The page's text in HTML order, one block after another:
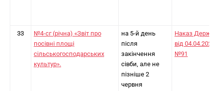
33
№4-сг (річна) «Звіт про
посівні площі
сільськогосподарських
культур».
на 5-й день
після
закінчення
сівби, але не
пізніше 2
червня
Наказ
від 04.04.2024
№91